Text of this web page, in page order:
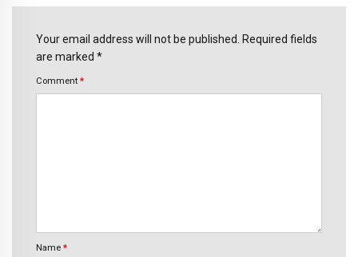
Your email address will not be published. Required fields
are marked *
Comment *
Name *